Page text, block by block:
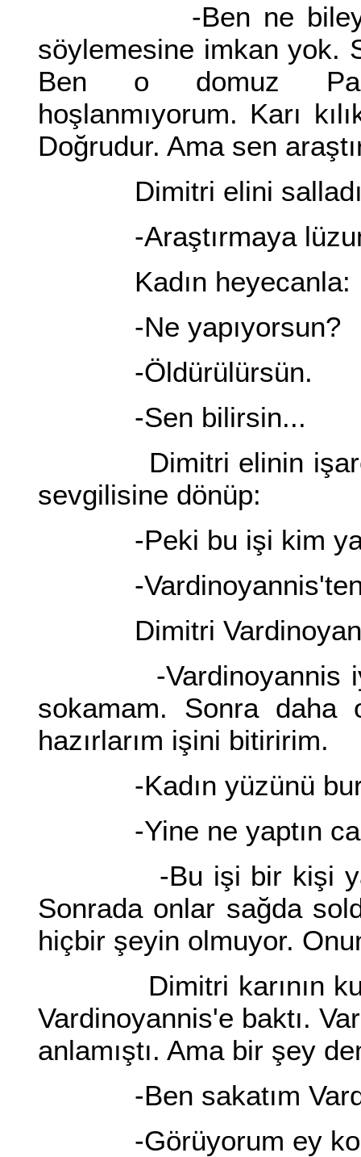
-Ben ne bileyim?
söylemesine imkan yok.
Ben o domuz
hoşlanmıyorum. Karı
Doğrudur. Ama sen
Dimitri elini
-Araştırmaya
Kadın heyecanla:
-Ne yapıyorsun?
-Öldürülürsün.
-Sen bilirsin...
Dimitri elinin işaret
sevgilisine dönüp:
-Peki bu işi kim
-Vardinoyannis'ten
Dimitri
-Vardinoyannis iyi
sokamam. Sonra daha
hazırlarım işini bitiririm.
-Kadın yüzünü
-Yine ne yaptın
-Bu işi bir kişi
Sonrada onlar sağda
hiçbir şeyin olmuyor.
Dimitri karının
Vardinoyannis'e baktı.
anlamıştı. Ama bir şey
-Ben sakatım
-Görüyorum ey